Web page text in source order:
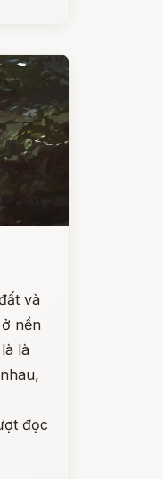
và
nền
là
đọc